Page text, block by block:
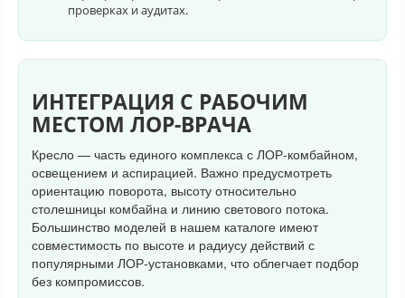
проверках и аудитах.
ИНТЕГРАЦИЯ С РАБОЧИМ
МЕСТОМ ЛОР-ВРАЧА
Кресло — часть единого комплекса с ЛОР-комбайном,
освещением и аспирацией. Важно предусмотреть
ориентацию поворота, высоту относительно
столешницы комбайна и линию светового потока.
Большинство моделей в нашем каталоге имеют
совместимость по высоте и радиусу действий с
популярными ЛОР-установками, что облегчает подбор
без компромиссов.